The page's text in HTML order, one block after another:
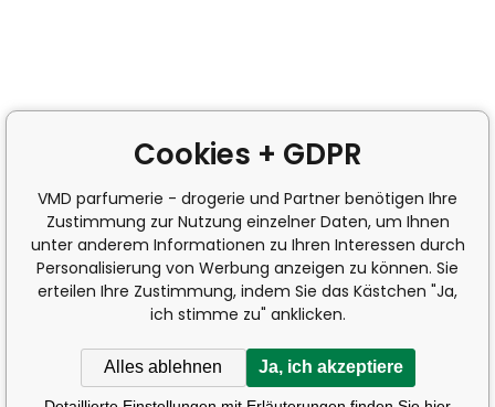
Cookies + GDPR
VMD parfumerie - drogerie und Partner benötigen Ihre
Zustimmung zur Nutzung einzelner Daten, um Ihnen
unter anderem Informationen zu Ihren Interessen durch
Personalisierung von Werbung anzeigen zu können. Sie
erteilen Ihre Zustimmung, indem Sie das Kästchen "Ja,
ich stimme zu" anklicken.
Alles ablehnen Ja, ich akzeptiere